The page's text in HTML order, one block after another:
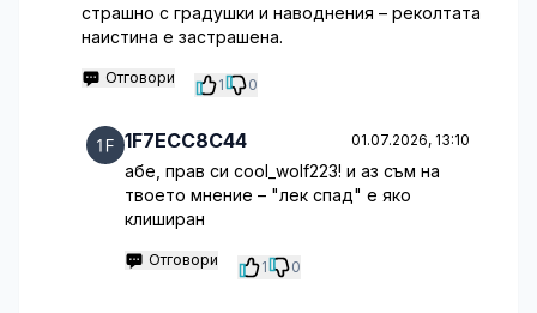
страшно с градушки и наводнения – реколтата
наистина е застрашена.
Отговори 1 0
1F7ECC8C44 01.07.2026, 13:10
абе, прав си cool_wolf223! и аз съм на
твоето мнение – "лек спад" е яко
клиширан
Отговори 1 0